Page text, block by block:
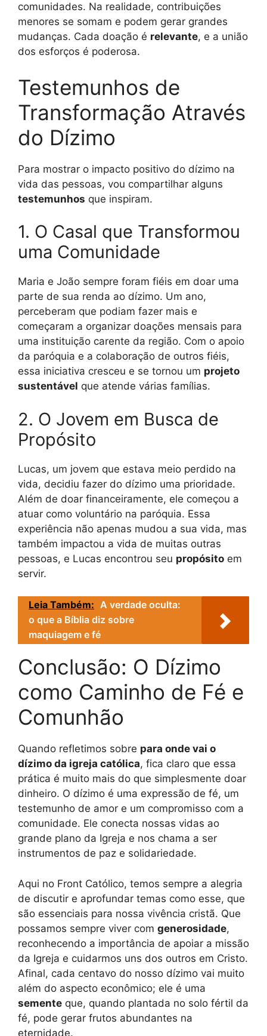
comunidades. Na realidade, contribuições
menores se somam e podem gerar grandes
mudanças. Cada doação é relevante, e a união
dos esforços é poderosa.
Testemunhos de
Transformação Através
do Dízimo
Para mostrar o impacto positivo do dízimo na
vida das pessoas, vou compartilhar alguns
testemunhos que inspiram.
1. O Casal que Transformou
uma Comunidade
Maria e João sempre foram fiéis em doar uma
parte de sua renda ao dízimo. Um ano,
perceberam que podiam fazer mais e
começaram a organizar doações mensais para
uma instituição carente da região. Com o apoio
da paróquia e a colaboração de outros fiéis,
essa iniciativa cresceu e se tornou um projeto
sustentável que atende várias famílias.
2. O Jovem em Busca de
Propósito
Lucas, um jovem que estava meio perdido na
vida, decidiu fazer do dízimo uma prioridade.
Além de doar financeiramente, ele começou a
atuar como voluntário na paróquia. Essa
experiência não apenas mudou a sua vida, mas
também impactou a vida de muitas outras
pessoas, e Lucas encontrou seu propósito em
servir.
Leia Também: A verdade oculta:
o que a Bíblia diz sobre
maquiagem e fé
Conclusão: O Dízimo
como Caminho de Fé e
Comunhão
Quando refletimos sobre para onde vai o
dízimo da igreja católica, fica claro que essa
prática é muito mais do que simplesmente doar
dinheiro. O dízimo é uma expressão de fé, um
testemunho de amor e um compromisso com a
comunidade. Ele conecta nossas vidas ao
grande plano da Igreja e nos chama a ser
instrumentos de paz e solidariedade.
Aqui no Front Católico, temos sempre a alegria
de discutir e aprofundar temas como esse, que
são essenciais para nossa vivência cristã. Que
possamos sempre viver com generosidade,
reconhecendo a importância de apoiar a missão
da Igreja e cuidarmos uns dos outros em Cristo.
Afinal, cada centavo do nosso dízimo vai muito
além do aspecto econômico; ele é uma
semente que, quando plantada no solo fértil da
fé, pode gerar frutos abundantes na
eternidade.